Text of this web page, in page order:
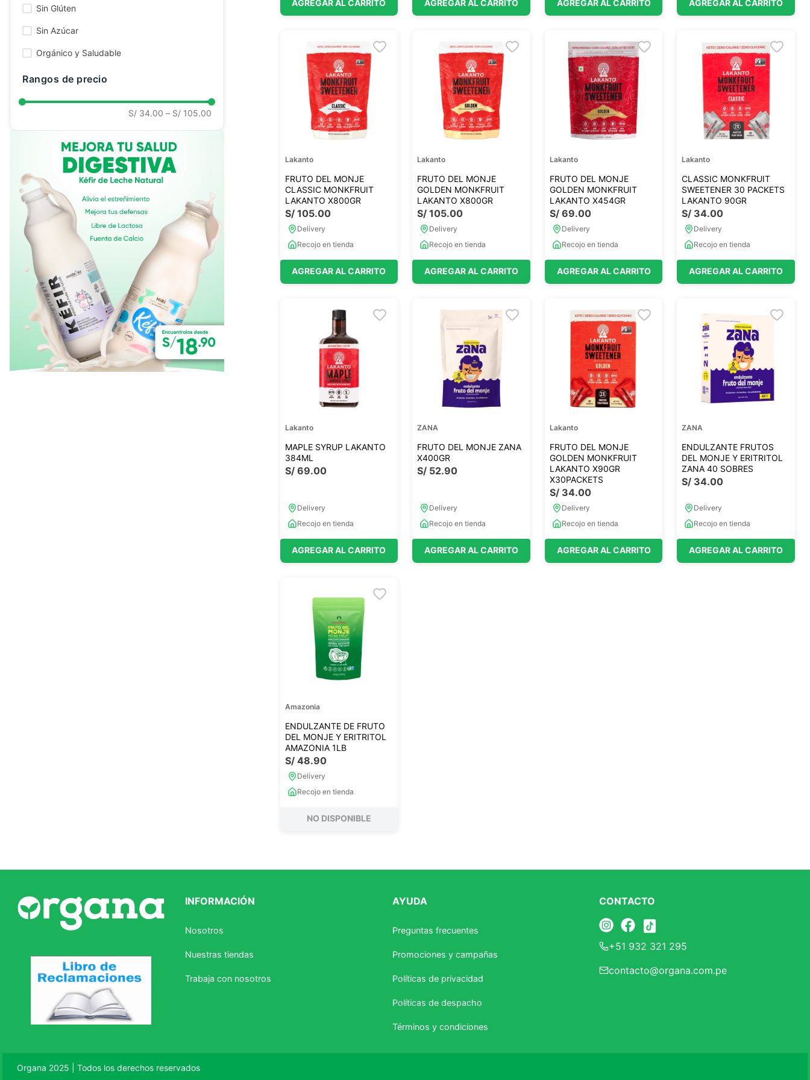
Ver todo
Sin Glúten
Sin Azúcar
Orgánico y Saludable
Rangos de precio
S/ 34.00 – S/ 105.00
AGREGAR AL CARRITO AGREGAR AL CARRITO AGREGAR AL CARRITO AGREGAR AL CARRITO
Lakanto
FRUTO DEL MONJE
CLASSIC MONKFRUIT
LAKANTO X800GR
S/ 105.00
Delivery
Recojo en tienda
AGREGAR AL CARRITO
Lakanto
FRUTO DEL MONJE
GOLDEN MONKFRUIT
LAKANTO X800GR
S/ 105.00
Delivery
Recojo en tienda
AGREGAR AL CARRITO
Lakanto
FRUTO DEL MONJE
GOLDEN MONKFRUIT
LAKANTO X454GR
S/ 69.00
Delivery
Recojo en tienda
AGREGAR AL CARRITO
Lakanto
CLASSIC MONKFRUIT
SWEETENER 30 PACKETS
LAKANTO 90GR
S/ 34.00
Delivery
Recojo en tienda
AGREGAR AL CARRITO
Lakanto
MAPLE SYRUP LAKANTO
384ML
S/ 69.00
Delivery
Recojo en tienda
AGREGAR AL CARRITO
ZANA
FRUTO DEL MONJE ZANA
X400GR
S/ 52.90
Delivery
Recojo en tienda
AGREGAR AL CARRITO
Lakanto
FRUTO DEL MONJE
GOLDEN MONKFRUIT
LAKANTO X90GR
X30PACKETS
S/ 34.00
Delivery
Recojo en tienda
AGREGAR AL CARRITO
ZANA
ENDULZANTE FRUTOS
DEL MONJE Y ERITRITOL
ZANA 40 SOBRES
S/ 34.00
Delivery
Recojo en tienda
AGREGAR AL CARRITO
Amazonia
ENDULZANTE DE FRUTO
DEL MONJE Y ERITRITOL
AMAZONIA 1LB
S/ 48.90
Delivery
Recojo en tienda
NO DISPONIBLE
INFORMACIÓN
Nosotros
Nuestras tiendas
Trabaja con nosotros
AYUDA
Preguntas frecuentes
Promociones y campañas
Políticas de privacidad
Políticas de despacho
Términos y condiciones
CONTACTO
+51 932 321 295
contacto@organa.com.pe
Organa 2025 | Todos los derechos reservados